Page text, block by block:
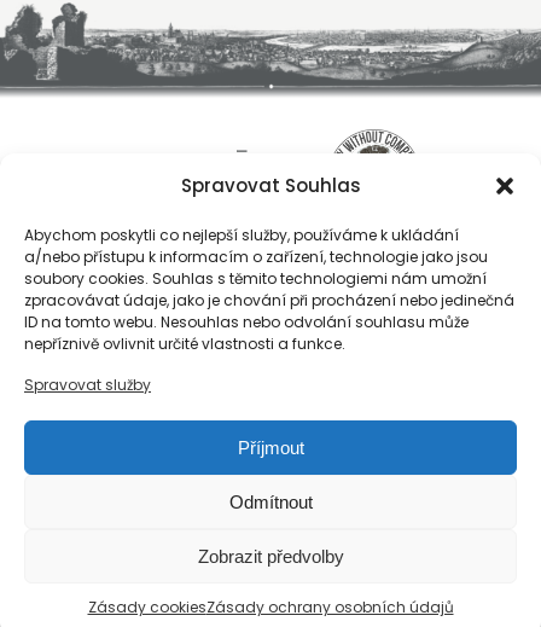
Spravovat Souhlas
Abychom poskytli co nejlepší služby, používáme k ukládání
a/nebo přístupu k informacím o zařízení, technologie jako jsou
soubory cookies. Souhlas s těmito technologiemi nám umožní
zpracovávat údaje, jako je chování při procházení nebo jedinečná
ID na tomto webu. Nesouhlas nebo odvolání souhlasu může
nepříznivě ovlivnit určité vlastnosti a funkce.
Spravovat služby
Příjmout
Odmítnout
Zobrazit předvolby
Zásady cookiesZásady ochrany osobních údajů
O nás
Zásady ochrany osobních údajů
Zásady cookies (EU)